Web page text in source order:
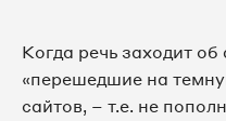
Когда речь заходит
«перешедшие на
сайтов, – т.е. не